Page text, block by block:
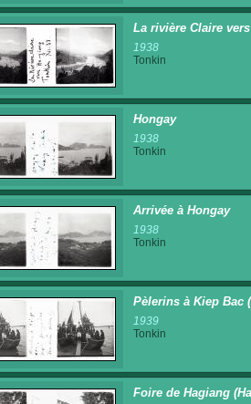
La rivière Claire
1938
Tonkin
Hongay
1938
Tonkin
Arrivée à Hongay
1938
Tonkin
Pèlerins à Kiep Bac
1939
Tonkin
Foire de Hagiang